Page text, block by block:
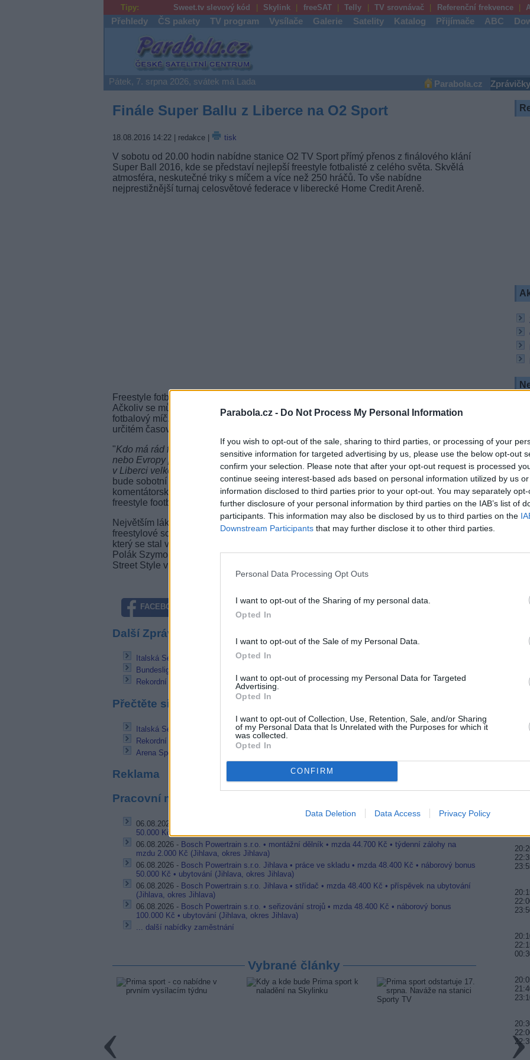
Parabola.cz - Do Not Process My Personal Information
If you wish to opt-out of the sale, sharing to third parties, or processing of your
sensitive information for targeted advertising by us, please use the below opt-out
confirm your selection. Please note that after your opt-out request is processed
continue seeing interest-based ads based on personal information utilized by us
information disclosed to third parties prior to your opt-out. You may separately
further disclosure of your personal information by third parties on the IAB’s list of
participants. This information may also be disclosed by us to third parties on the
Downstream Participants that may further disclose it to other third parties.
Personal Data Processing Opt Outs
I want to opt-out of the Sharing of my personal data.
Opted In
I want to opt-out of the Sale of my Personal Data.
Opted In
I want to opt-out of processing my Personal Data for Targeted
Advertising.
Opted In
I want to opt-out of Collection, Use, Retention, Sale, and/or Sharing
of my Personal Data that Is Unrelated with the Purposes for which it
was collected.
Opted In
CONFIRM
Data Deletion Data Access Privacy Policy
Tipy: Sweet.tv slevový kód Skylink freeSAT Telly TV srovnávač Referenční frekvence
Přehledy ČS pakety TV program Vysílače Galerie Satelity Katalog Přijímače ABC
Parabola.cz
Pátek, 7. srpna 2026, svátek má Lada Parabola.cz Zprávičky
Finále Super Ballu z Liberce na O2 Sport
18.08.2016 14:22| redakce | tisk
V sobotu od 20.00 hodin nabídne stanice O2 TV Sport přímý přenos z finálového klání
Super Ball 2016, kde se představí nejlepší freestyle fotbalisté z celého světa. Skvělá
atmosféra, neskutečné triky s míčem a více než 250 hráčů. To vše nabídne
nejprestižnější turnaj celosvětové federace v liberecké Home Credit Areně.
Freestyle fotbal se jako nově vzrůstající sport těší po celém světě značné popularitě.
Ačkoliv se může zdát klasickému fotbalu podobný, jediným společným prvkem je
fotbalový míč. Hlavním disciplínou je tzv. battle, ve kterém se utkají dva hráči a po
určitém časovém úseku se střídají o míč. O postupujícím následně rozhodne porota.
"Kdo má rád fotbal, tak se mu tento sport musí líbit. Kouzelníci z Japonska, Brazílie
nebo Evropy předvádí s míčem neuvěřitelné věci, které se jen tak nevidí. Super Ball má
v Liberci velkou tradici a diváci se určitě nudit nebudou," slibuje Václav Pilný, který
bude sobotní finále na stanici O2 TV Sport komentovat. Jeho kolegou na
komentátorské židli se stane Honza Weber, několikanásobný mistr světa a Evropy ve
freestyle footbagu.
Největším lákadlem pro fanoušky bude jistě přítomnost všech hvězd světové
freestylové scény. Představí se zde například anglický závodník Andrew Henderson,
který se stal v posledních letech několikrát šampionem. Své umění předvede také
Polák Szymon Skalski, jenž v roce 2013 dominoval na celosvětovém finále Red Bull
Street Style v Tokiu.
FACEBOOK
Další Zprávičky
Italská Serie A startuje na Sport TV
Bundesliga bude v Ultra HD. Na Sky Deutschland
Rekordní zájem o satelitní kapacitu pro olympijské hry
Přečtěte si také
Italská Serie A startuje na Sport TV
Rekordní zájem o satelitní kapacitu pro olympijské hry
Arena Sport získala práva na Formulu E
Reklama
Pracovní nabídky
06.08.2026 -
50.000 Kč • příspěvek na ubytování (Jihlava, okres Jihlava)
06.08.2026 - Bosch Powertrain s.r.o. • montážní dělník • mzda 44.700 Kč • týdenní zálohy na
mzdu 2.000 Kč (Jihlava, okres Jihlava)
06.08.2026 - Bosch Powertrain s.r.o. Jihlava • práce ve skladu • mzda 48.400 Kč • náborový bonus
50.000 Kč • ubytování (Jihlava, okres Jihlava)
06.08.2026 - Bosch Powertrain s.r.o. Jihlava • střídač • mzda 48.400 Kč • příspěvek na ubytování
(Jihlava, okres Jihlava)
06.08.2026 - Bosch Powertrain s.r.o. • seřizování strojů • mzda 48.400 Kč • náborový bonus
100.000 Kč • ubytování (Jihlava, okres Jihlava)
... další nabídky zaměstnání
Vybrané články